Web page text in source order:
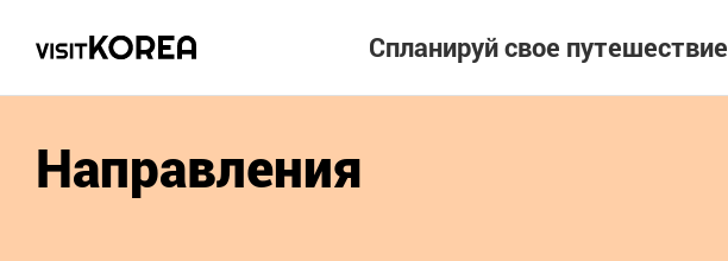
Спланируй свое путешествие
Направления